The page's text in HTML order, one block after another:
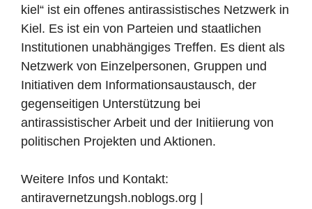
kiel“ ist ein offenes antirassistisches Netzwerk in
Kiel. Es ist ein von Parteien und staatlichen
Institutionen unabhängiges Treffen. Es dient als
Netzwerk von Einzelpersonen, Gruppen und
Initiativen dem Informationsaustausch, der
gegenseitigen Unterstützung bei
antirassistischer Arbeit und der Initiierung von
politischen Projekten und Aktionen.
Weitere Infos und Kontakt:
antiravernetzungsh.noblogs.org |